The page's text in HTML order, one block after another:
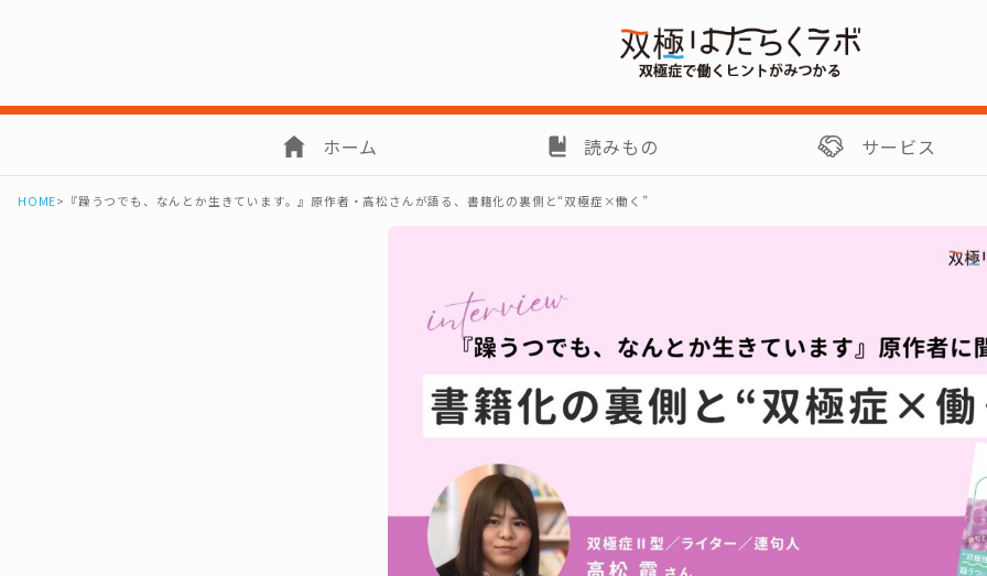
ホーム 読みもの サービス
HOME> 『躁うつでも、なんとか生きています。』原作者・高松さんが語る、書籍化の裏側と“双極症×働く”